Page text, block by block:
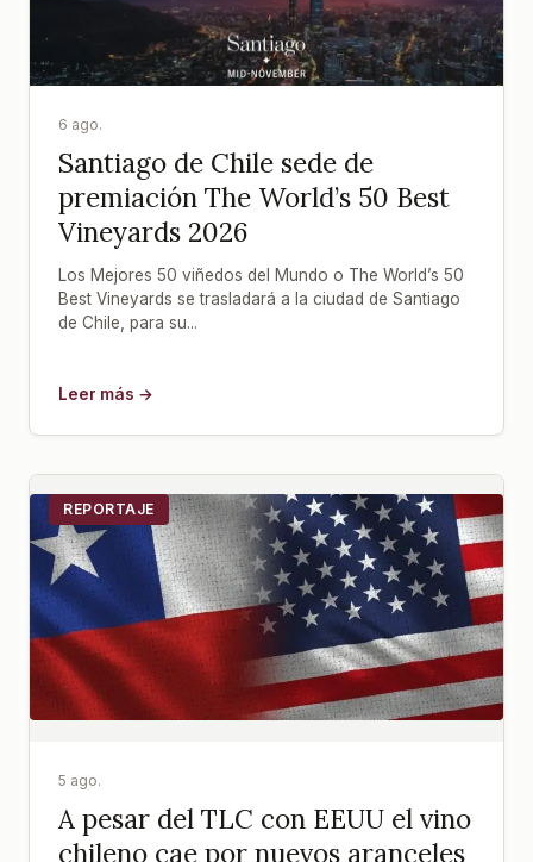
6 ago.
Santiago de Chile sede de
premiación The World’s 50 Best
Vineyards 2026
Los Mejores 50 viñedos del Mundo o The World’s 50
Best Vineyards se trasladará a la ciudad de Santiago
de Chile, para su...
Leer más →
REPORTAJE
5 ago.
A pesar del TLC con EEUU el vino
chileno cae por nuevos aranceles